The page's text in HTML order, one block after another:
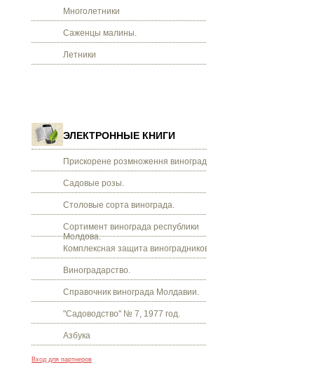
Многолетники
Саженцы малины.
Летники
ЭЛЕКТРОННЫЕ КНИГИ
Прискорене розмноження винограду.
Садовые розы.
Столовые сорта винограда.
Сортимент винограда республики
Молдова.
Комплексная защита виноградников.
Виноградарство.
Справочник винограда Молдавии.
"Садоводство" № 7, 1977 год.
Азбука
Вход для партнеров